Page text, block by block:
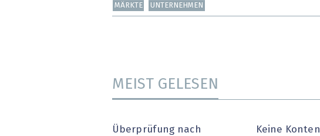
MÄRKTE UNTERNEHMEN
MEIST GELESEN
Überprüfung nach
Keine Konten